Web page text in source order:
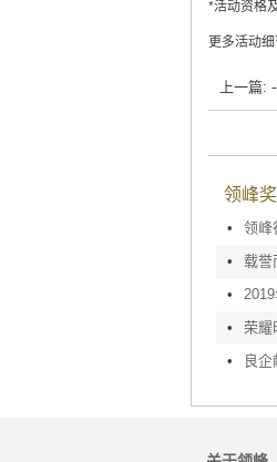
*活动资格
更多活动
上一篇:
领峰
•
•
•
•
•